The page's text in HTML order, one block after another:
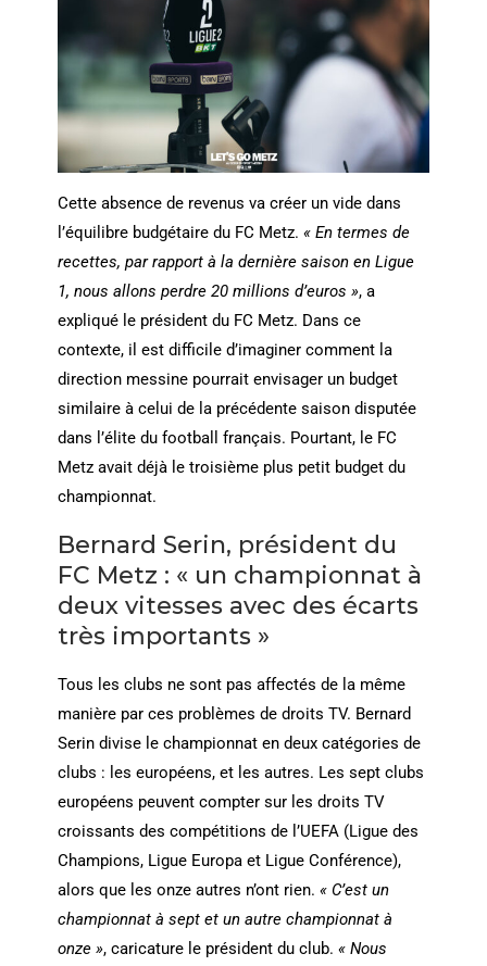
Cette absence de revenus va créer un vide dans
l’équilibre budgétaire du FC Metz. « En termes de
recettes, par rapport à la dernière saison en Ligue
1, nous allons perdre 20 millions d’euros », a
expliqué le président du FC Metz. Dans ce
contexte, il est difficile d’imaginer comment la
direction messine pourrait envisager un budget
similaire à celui de la précédente saison disputée
dans l’élite du football français. Pourtant, le FC
Metz avait déjà le troisième plus petit budget du
championnat.
Bernard Serin, président du
FC Metz : « un championnat à
deux vitesses avec des écarts
très importants »
Tous les clubs ne sont pas affectés de la même
manière par ces problèmes de droits TV. Bernard
Serin divise le championnat en deux catégories de
clubs : les européens, et les autres. Les sept clubs
européens peuvent compter sur les droits TV
croissants des compétitions de l’UEFA (Ligue des
Champions, Ligue Europa et Ligue Conférence),
alors que les onze autres n’ont rien. « C’est un
championnat à sept et un autre championnat à
onze », caricature le président du club. « Nous